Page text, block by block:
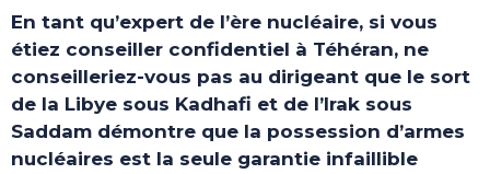
En tant qu’expert de l’ère nucléaire, si vous
étiez conseiller confidentiel à Téhéran, ne
conseilleriez-vous pas au dirigeant que le sort
de la Libye sous Kadhafi et de l’Irak sous
Saddam démontre que la possession d’armes
nucléaires est la seule garantie infaillible